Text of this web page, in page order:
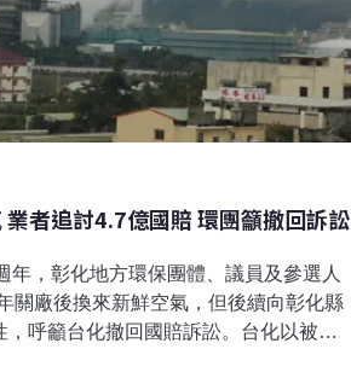
者追討4.7億國賠 環團籲撤回訴訟
年，彰化地方環保團體、議員及參選人
關廠後換來新鮮空氣，但後續向彰化縣
呼籲台化撤回國賠訴訟。台化以被迫